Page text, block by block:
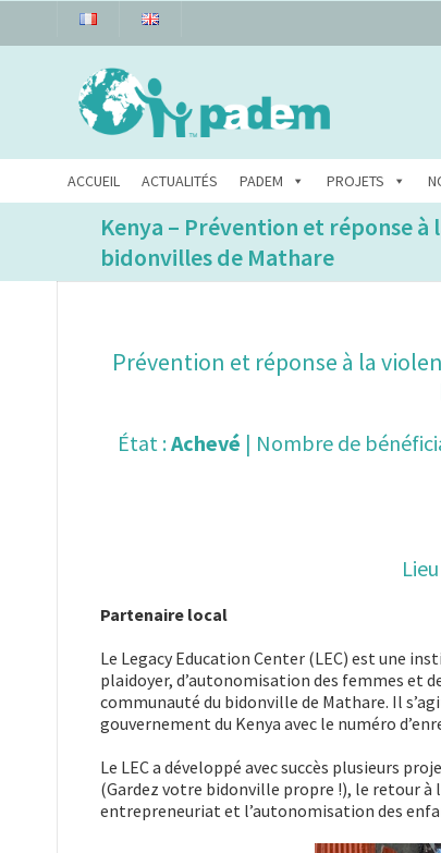
ACCUEIL ACTUALITÉS PADEM PROJETS
Kenya – Prévention et réponse
bidonvilles de Mathare
Prévention et réponse à la
État :Achevé | Nombre de
Partenaire local
Le Legacy Education Center (LEC) est une
plaidoyer, d’autonomisation des femmes et
communauté du bidonville de Mathare. Il
gouvernement du Kenya avec le numéro
Le LEC a développé avec succès plusieurs
(Gardez votre bidonville propre !), le retour à
entrepreneuriat et l’autonomisation des